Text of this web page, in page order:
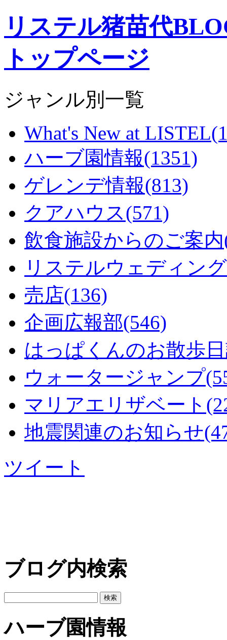
リステル猪苗代
トップページ
ジャンル別一覧
What's New at
ハーブ園情報(1351)
ゲレンデ情報(813)
クアハウス(571)
飲食施設からのご案内
リステルウェディン
売店(136)
企画広報部(546)
はっぱくんのお散歩
ウォータージャンプ
マリアエリザベート
地震関連のお知らせ
ツイート
ブログ内検索
ハーブ園情報